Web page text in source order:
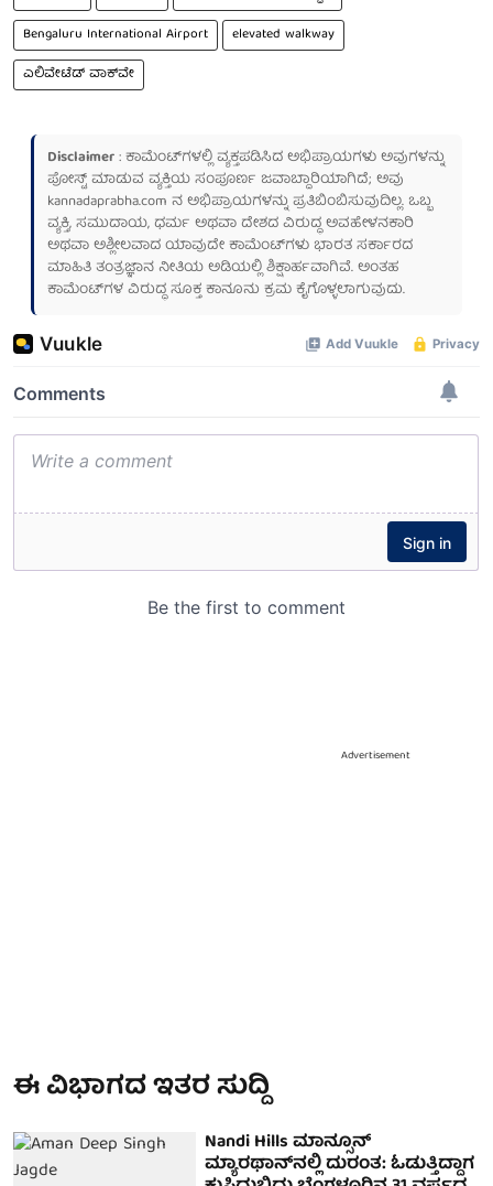
Bengaluru International Airport
elevated walkway
ಎಲಿವೇಟೆಡ್ ವಾಕ್‌ವೇ
Disclaimer: ಕಾಮೆಂಟ್‌ಗಳಲ್ಲಿ ವ್ಯಕ್ತಪಡಿಸಿದ ಅಭಿಪ್ರಾಯಗಳು ಅವುಗಳನ್ನು
ಪೋಸ್ಟ್ ಮಾಡುವ ವ್ಯಕ್ತಿಯ ಸಂಪೂರ್ಣ ಜವಾಬ್ದಾರಿಯಾಗಿದೆ; ಅವು
kannadaprabha.com ನ ಅಭಿಪ್ರಾಯಗಳನ್ನು ಪ್ರತಿಬಿಂಬಿಸುವುದಿಲ್ಲ. ಒಬ್ಬ
ವ್ಯಕ್ತಿ, ಸಮುದಾಯ, ಧರ್ಮ ಅಥವಾ ದೇಶದ ವಿರುದ್ಧ ಅವಹೇಳನಕಾರಿ
ಅಥವಾ ಅಶ್ಲೀಲವಾದ ಯಾವುದೇ ಕಾಮೆಂಟ್‌ಗಳು ಭಾರತ ಸರ್ಕಾರದ
ಮಾಹಿತಿ ತಂತ್ರಜ್ಞಾನ ನೀತಿಯ ಅಡಿಯಲ್ಲಿ ಶಿಕ್ಷಾರ್ಹವಾಗಿವೆ. ಅಂತಹ
ಕಾಮೆಂಟ್‌ಗಳ ವಿರುದ್ಧ ಸೂಕ್ತ ಕಾನೂನು ಕ್ರಮ ಕೈಗೊಳ್ಳಲಾಗುವುದು.
Advertisement
ಈ ವಿಭಾಗದ ಇತರ ಸುದ್ದಿ
Nandi Hills ಮಾನ್ಸೂನ್
ಮ್ಯಾರಥಾನ್‌ನಲ್ಲಿ ದುರಂತ: ಓಡುತ್ತಿದ್ದಾಗ